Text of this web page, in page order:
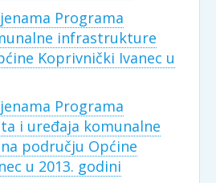
Programa
infrastrukture
Koprivnički Ivanec u
Programa
i uređaja komunalne
području Općine
u 2013. godini